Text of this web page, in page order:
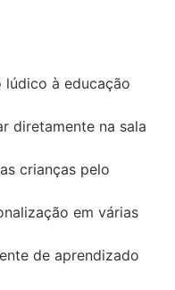
à educação
diretamente na sala
crianças pelo
em várias
de aprendizado